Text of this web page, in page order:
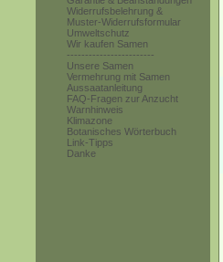
Widerrufsbelehrung &
Muster-Widerrufsformular
Umweltschutz
Wir kaufen Samen
------------------------
Unsere Samen
Vermehrung mit Samen
Aussaatanleitung
FAQ-Fragen zur Anzucht
Warnhinweis
Klimazone
Botanisches Wörterbuch
Link-Tipps
Danke